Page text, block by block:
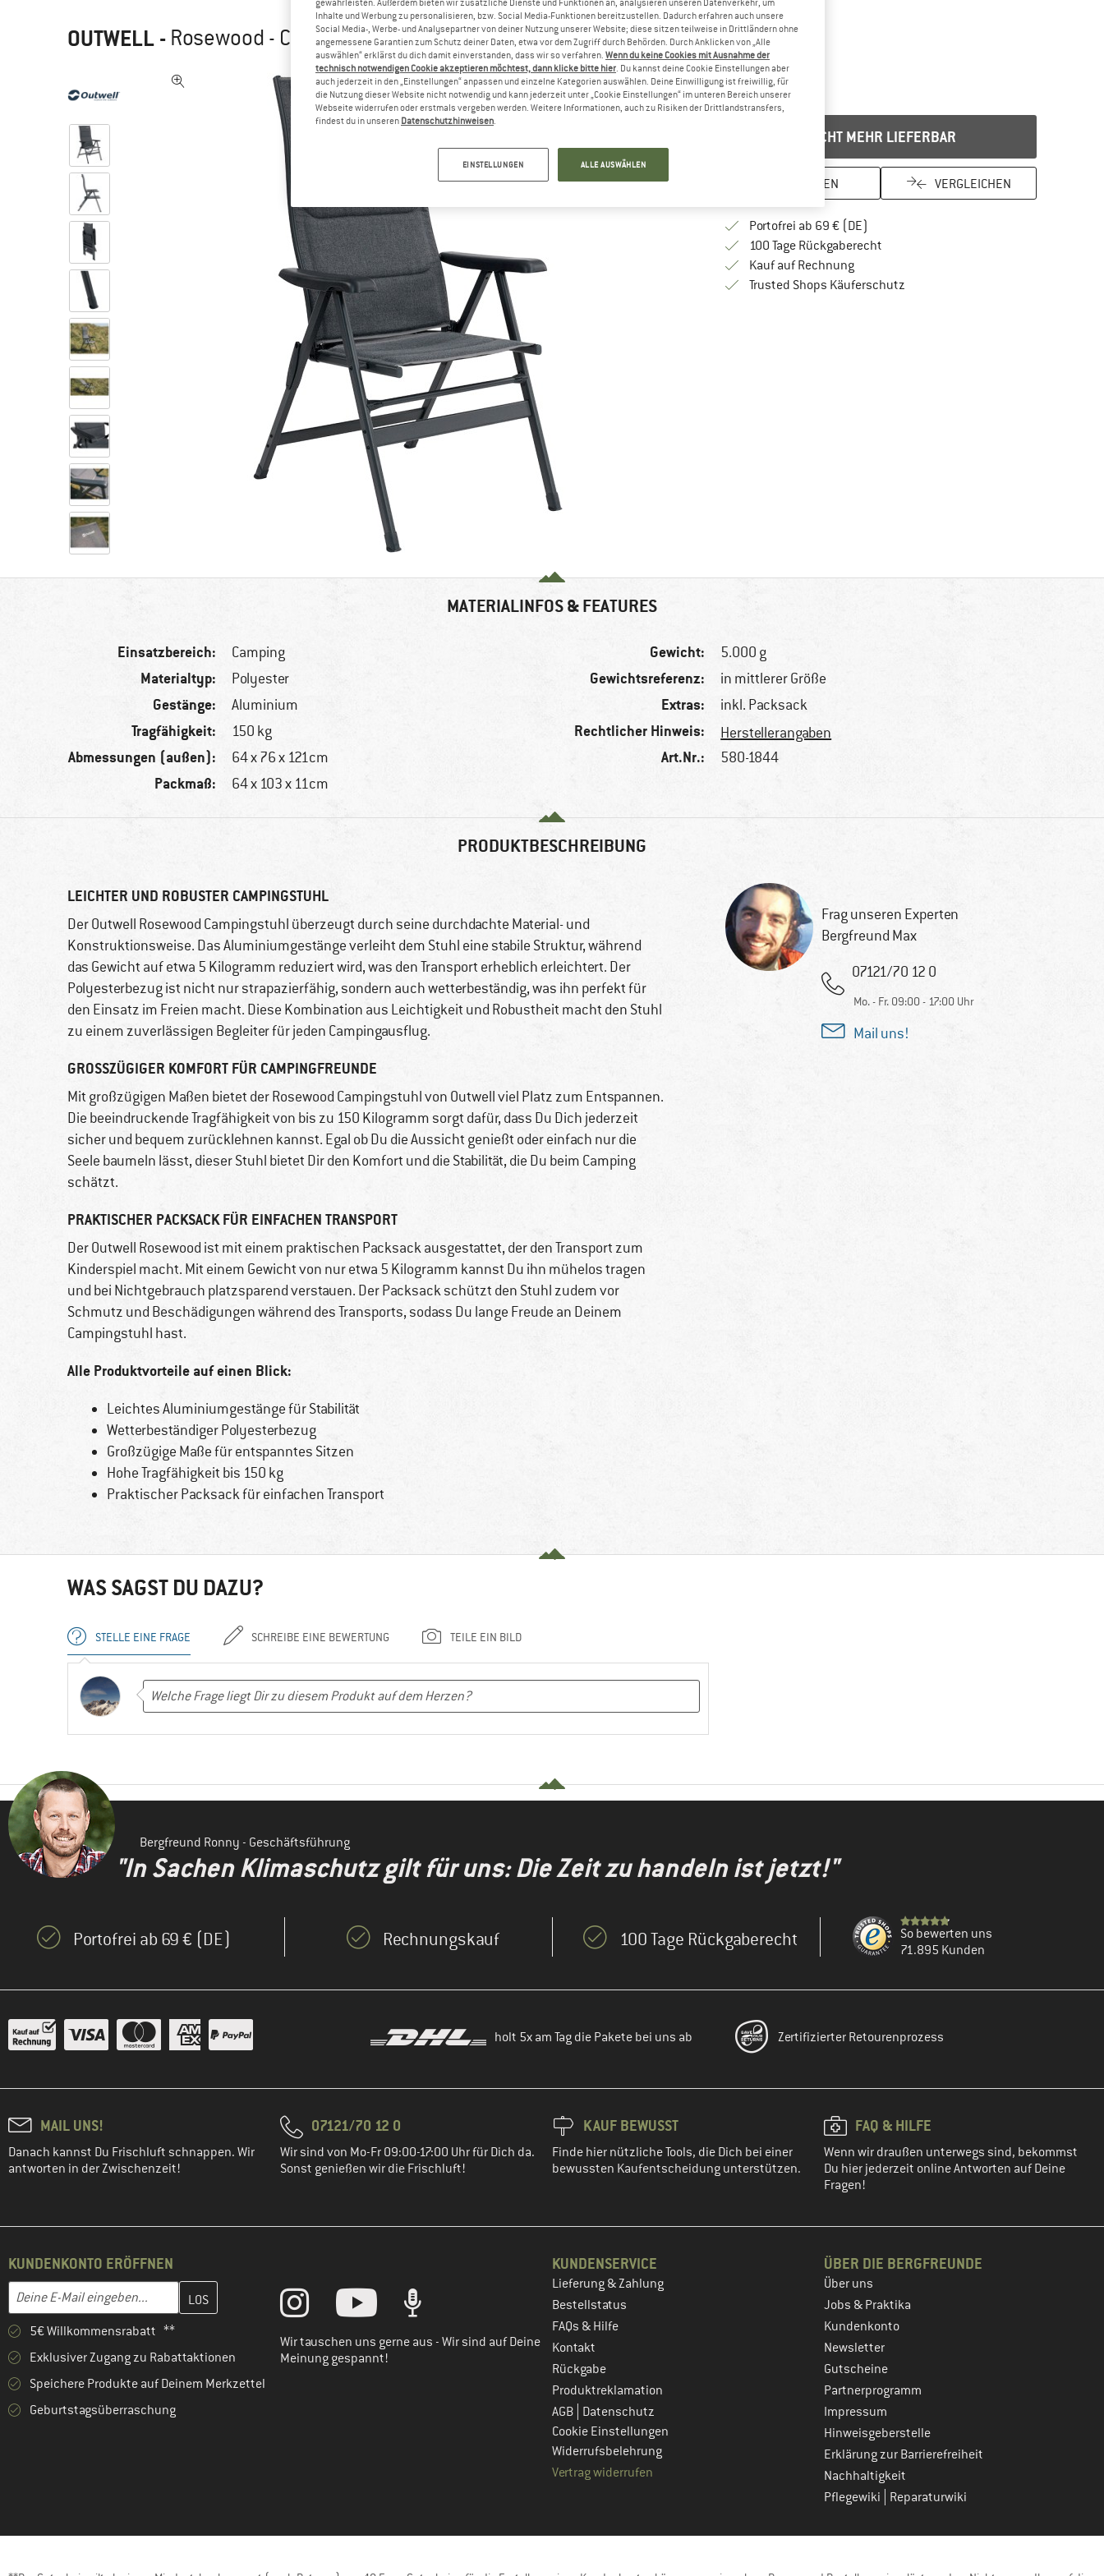
OUTWELL - Rosewood - Campingstuhl (0)
NICHT MEHR LIEFERBAR
MERKEN VERGLEICHEN
Portofrei ab 69 € (DE)
100 Tage RückgaberechtGehe hier zu den Rückgabe-Richtlinien
Kauf auf RechnungFinde die Zahlungs-Infos hier! Öffnet sich in
Trusted Shops KäuferschutzFinde alle Infos hier!
MATERIALINFOS & FEATURES
Einsatzbereich: Camping
Materialtyp: Polyester
Gestänge: Aluminium
Tragfähigkeit: 150 kg
Abmessungen (außen): 64 x 76 x 121cm
Packmaß: 64 x 103 x 11cm
Gewicht: 5.000 g
Gewichtsreferenz: in mittlerer Größe
Extras: inkl. Packsack
Rechtlicher Hinweis: Herstellerangaben
Art.Nr.: 580-1844
PRODUKTBESCHREIBUNG
LEICHTER UND ROBUSTER CAMPINGSTUHL
Der Outwell Rosewood Campingstuhl überzeugt durch seine durchdachte Material- und
Konstruktionsweise. Das Aluminiumgestänge verleiht dem Stuhl eine stabile Struktur, während
das Gewicht auf etwa 5 Kilogramm reduziert wird, was den Transport erheblich erleichtert. Der
Polyesterbezug ist nicht nur strapazierfähig, sondern auch wetterbeständig, was ihn perfekt für
den Einsatz im Freien macht. Diese Kombination aus Leichtigkeit und Robustheit macht den Stuhl
zu einem zuverlässigen Begleiter für jeden Campingausflug.
GROSSZÜGIGER KOMFORT FÜR CAMPINGFREUNDE
Mit großzügigen Maßen bietet der Rosewood Campingstuhl von Outwell viel Platz zum Entspannen.
Die beeindruckende Tragfähigkeit von bis zu 150 Kilogramm sorgt dafür, dass Du Dich jederzeit
sicher und bequem zurücklehnen kannst. Egal ob Du die Aussicht genießt oder einfach nur die
Seele baumeln lässt, dieser Stuhl bietet Dir den Komfort und die Stabilität, die Du beim Camping
schätzt.
PRAKTISCHER PACKSACK FÜR EINFACHEN TRANSPORT
Der Outwell Rosewood ist mit einem praktischen Packsack ausgestattet, der den Transport zum
Kinderspiel macht. Mit einem Gewicht von nur etwa 5 Kilogramm kannst Du ihn mühelos tragen
und bei Nichtgebrauch platzsparend verstauen. Der Packsack schützt den Stuhl zudem vor
Schmutz und Beschädigungen während des Transports, sodass Du lange Freude an Deinem
Campingstuhl hast.
Alle Produktvorteile auf einen Blick:
Leichtes Aluminiumgestänge für Stabilität
Wetterbeständiger Polyesterbezug
Großzügige Maße für entspanntes Sitzen
Hohe Tragfähigkeit bis 150 kg
Praktischer Packsack für einfachen Transport
Frag unseren Experten
Bergfreund Max
07121/70 12 0
Mo. - Fr. 09:00 - 17:00 Uhr
Mail uns!
WAS SAGST DU DAZU?
STELLE EINE FRAGE SCHREIBE EINE BEWERTUNG TEILE EIN BILD
Bergfreund Ronny - Geschäftsführung
"In Sachen Klimaschutz gilt für uns: Die Zeit zu handeln ist jetzt!"
Portofrei ab 69 € (DE) Rechnungskauf 100 Tage Rückgaberecht
So bewerten uns
71.895 Kunden
holt 5x am Tag die Pakete bei uns ab Zertifizierter Retourenprozess
MAIL UNS!
Danach kannst Du Frischluft schnappen. Wir
antworten in der Zwischenzeit!
07121/70 12 0
Wir sind von Mo-Fr 09:00-17:00 Uhr für Dich da.
Sonst genießen wir die Frischluft!
KAUF BEWUSST
Finde hier nützliche Tools, die Dich bei einer
bewussten Kaufentscheidung unterstützen.
FAQ & HILFE
Wenn wir draußen unterwegs sind, bekommst
Du hier jederzeit online Antworten auf Deine
Fragen!
KUNDENKONTO ERÖFFNEN
E-Mail-Adresse
Gib hier deine E-Mail-Adresse ein und erstelle im nächsten Schritt dein Kundenkonto
5€ Willkommensrabatt **
Exklusiver Zugang zu Rabattaktionen
Speichere Produkte auf Deinem Merkzettel
Geburtstagsüberraschung
Wir tauschen uns gerne aus - Wir sind auf Deine
Meinung gespannt!
KUNDENSERVICE
Lieferung & Zahlung
Bestellstatus
FAQs & Hilfe
Kontakt
Rückgabe
Produktreklamation
AGB Datenschutz
Cookie Einstellungen
Widerrufsbelehrung
Vertrag widerrufen
ÜBER DIE BERGFREUNDE
Über uns
Jobs & Praktika
Kundenkonto
Newsletter
Gutscheine
Partnerprogramm
Impressum
Hinweisgeberstelle
Erklärung zur Barrierefreiheit
Nachhaltigkeit
Pflegewiki
Reparaturwiki
gewährleisten. Außerdem bieten wir zusätzliche Dienste und Funktionen an, analysieren unseren Datenverkehr, um
Inhalte und Werbung zu personalisieren, bzw. Social Media-Funktionen bereitzustellen. Dadurch erfahren auch unsere
Social Media-, Werbe- und Analysepartner von deiner Nutzung unserer Website; diese sitzen teilweise in Drittländern ohne
angemessene Garantien zum Schutz deiner Daten, etwa vor dem Zugriff durch Behörden. Durch Anklicken von „Alle
auswählen“ erklärst du dich damit einverstanden, dass wir so verfahren. Wenn du keine Cookies mit Ausnahme der
technisch notwendigen Cookie akzeptieren möchtest, dann klicke bitte hier. Du kannst deine Cookie Einstellungen aber
auch jederzeit in den „Einstellungen“ anpassen und einzelne Kategorien auswählen. Deine Einwilligung ist freiwillig, für
die Nutzung dieser Website nicht notwendig und kann jederzeit unter „Cookie Einstellungen“ im unteren Bereich unserer
Webseite widerrufen oder erstmals vergeben werden. Weitere Informationen, auch zu Risiken der Drittlandstransfers,
findest du in unseren Datenschutzhinweisen.
EINSTELLUNGEN ALLE AUSWÄHLEN